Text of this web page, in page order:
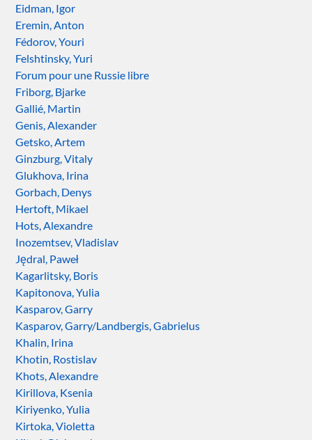
Eidman, Igor
Eremin, Anton
Fédorov, Youri
Felshtinsky, Yuri
Forum pour une Russie libre
Friborg, Bjarke
Gallié, Martin
Genis, Alexander
Getsko, Artem
Ginzburg, Vitaly
Glukhova, Irina
Gorbach, Denys
Hertoft, Mikael
Hots, Alexandre
Inozemtsev, Vladislav
Jędral, Paweł
Kagarlitsky, Boris
Kapitonova, Yulia
Kasparov, Garry
Kasparov, Garry/Landbergis, Gabrielus
Khalin, Irina
Khotin, Rostislav
Khots, Alexandre
Kirillova, Ksenia
Kiriyenko, Yulia
Kirtoka, Violetta